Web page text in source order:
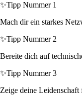
✨Tipp Nummer 1
Mach dir ein starkes
✨Tipp Nummer 2
Bereite dich auf
✨Tipp Nummer 3
Zeige deine